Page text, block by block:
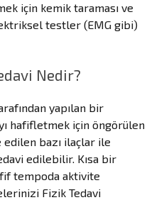
için kemik taraması ve
testler (EMG gibi)
Nedir?
yapılan bir
hafifletmek için öngörülen
bazı ilaçlar ile
edilebilir. Kısa bir
tempoda aktivite
Fizik Tedavi